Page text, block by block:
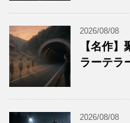
2026/08/08
【名作
ラーテラ
2026/08/08